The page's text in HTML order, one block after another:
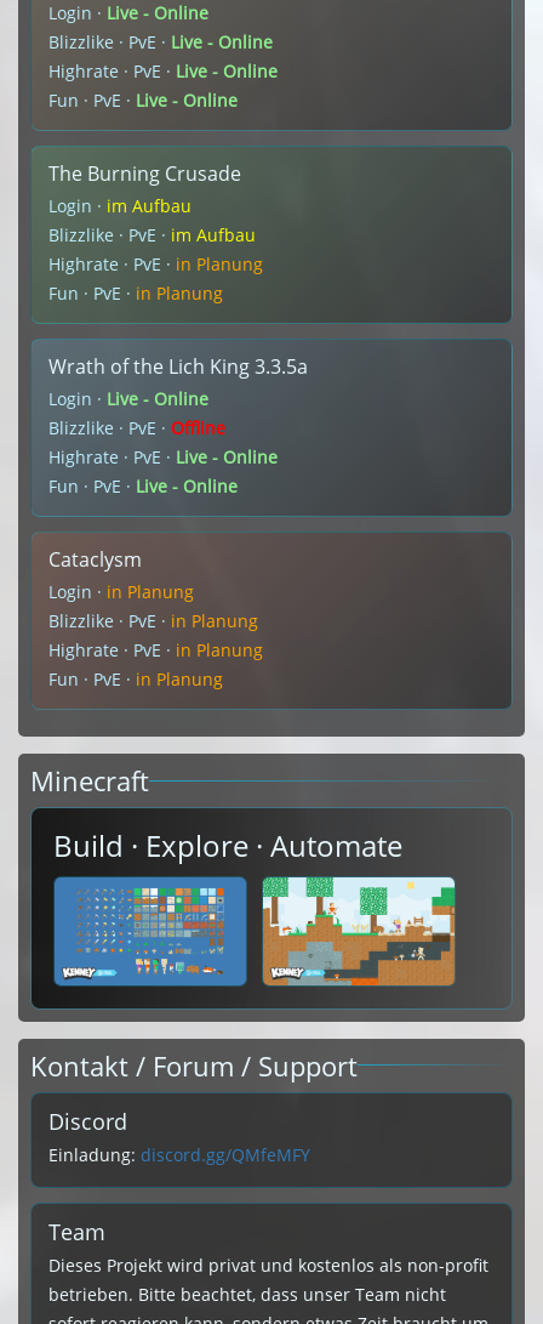
Login · Live - Online
Blizzlike · PvE · Live - Online
Highrate · PvE · Live - Online
Fun · PvE · Live - Online
The Burning Crusade
Login · im Aufbau
Blizzlike · PvE · im Aufbau
Highrate · PvE · in Planung
Fun · PvE · in Planung
Wrath of the Lich King 3.3.5a
Login · Live - Online
Blizzlike · PvE · Offline
Highrate · PvE · Live - Online
Fun · PvE · Live - Online
Cataclysm
Login · in Planung
Blizzlike · PvE · in Planung
Highrate · PvE · in Planung
Fun · PvE · in Planung
Minecraft
Build · Explore · Automate
Kontakt / Forum / Support
Discord
Einladung: discord.gg/QMfeMFY
Team
Dieses Projekt wird privat und kostenlos als non-profit
betrieben. Bitte beachtet, dass unser Team nicht